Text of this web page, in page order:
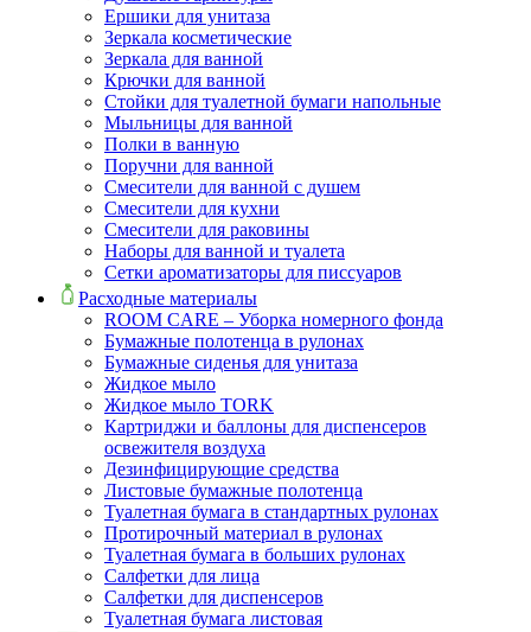
Ершики для унитаза
Зеркала косметические
Зеркала для ванной
Крючки для ванной
Стойки для туалетной бумаги напольные
Мыльницы для ванной
Полки в ванную
Поручни для ванной
Смесители для ванной с душем
Смесители для кухни
Смесители для раковины
Наборы для ванной и туалета
Сетки ароматизаторы для писсуаров
Расходные материалы
ROOM CARE – Уборка номерного фонда
Бумажные полотенца в рулонах
Бумажные сиденья для унитаза
Жидкое мыло
Жидкое мыло TORK
Картриджи и баллоны для диспенсеров
освежителя воздуха
Дезинфицирующие средства
Листовые бумажные полотенца
Туалетная бумага в стандартных рулонах
Протирочный материал в рулонах
Туалетная бумага в больших рулонах
Салфетки для лица
Салфетки для диспенсеров
Туалетная бумага листовая